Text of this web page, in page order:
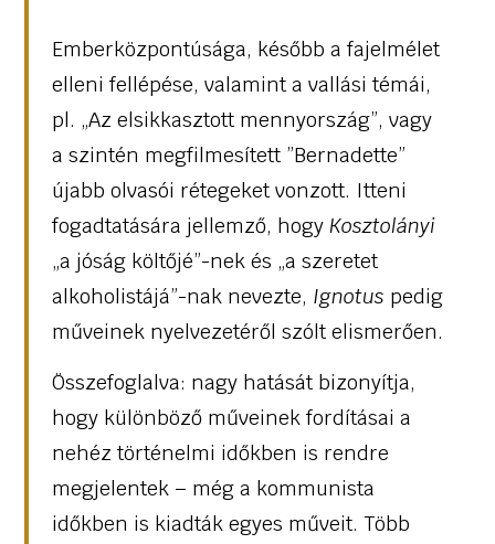
Emberközpontúsága, később a fajelmélet
elleni fellépése, valamint a vallási témái,
pl. „Az elsikkasztott mennyország”, vagy
a szintén megfilmesített ”Bernadette”
újabb olvasói rétegeket vonzott. Itteni
fogadtatására jellemző, hogy Kosztolányi
„a jóság költőjé”-nek és „a szeretet
alkoholistájá”-nak nevezte, Ignotus pedig
műveinek nyelvezetéről szólt elismerően.
Összefoglalva: nagy hatását bizonyítja,
hogy különböző műveinek fordításai a
nehéz történelmi időkben is rendre
megjelentek – még a kommunista
időkben is kiadták egyes műveit. Több